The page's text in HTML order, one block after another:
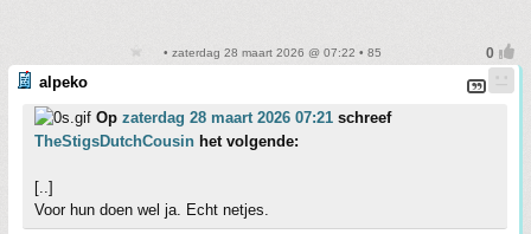
• zaterdag 28 maart 2026 @ 07:22 • 85
alpeko
Op zaterdag 28 maart 2026 07:21 schreef
TheStigsDutchCousin het volgende:
[..]
Voor hun doen wel ja. Echt netjes.